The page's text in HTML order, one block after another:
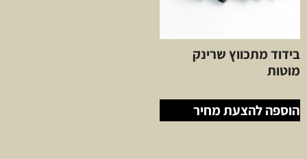
בידוד מתכווץ שרינק
מוטות
הוספה להצעת מחיר